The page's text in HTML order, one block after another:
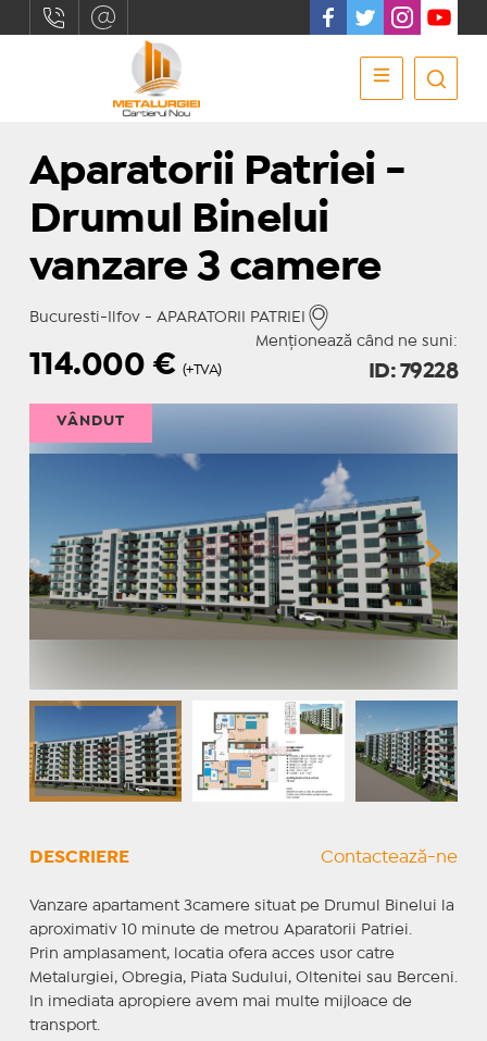
Aparatorii Patriei -
Drumul Binelui
vanzare 3 camere
Bucuresti-Ilfov - APARATORII PATRIEI
Menționează când ne suni:
114.000 € (+TVA) ID: 79228
VÂNDUT
DESCRIERE Contactează-ne
Vanzare apartament 3camere situat pe Drumul Binelui la
aproximativ 10 minute de metrou Aparatorii Patriei.
Prin amplasament, locatia ofera acces usor catre
Metalurgiei, Obregia, Piata Sudului, Oltenitei sau Berceni.
In imediata apropiere avem mai multe mijloace de
transport.